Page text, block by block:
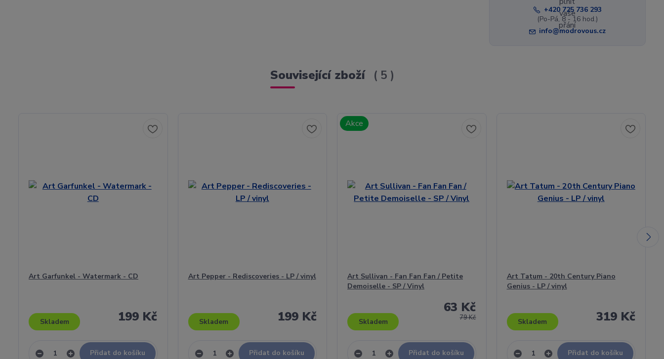
+420 725 736 293
(Po-Pá, 8 - 16 hod.)
info@modrovous.cz
Související zboží 5
Art Garfunkel - Watermark - CD
199 Kč
Skladem
Přidat do košíku
Art Pepper - Rediscoveries - LP / vinyl
199 Kč
Skladem
Přidat do košíku
Akce
Art Sullivan - Fan Fan Fan / Petite
Demoiselle - SP / Vinyl
79 Kč
63 Kč
Skladem
Přidat do košíku
Art Tatum - 20th Century Piano
Genius - LP / vinyl
319 Kč
Skladem
Přidat do košíku